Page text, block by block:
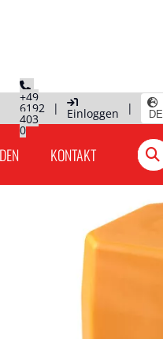
+49
6192
403
0
| Einloggen | DE
KONTAKT
Hauptseite